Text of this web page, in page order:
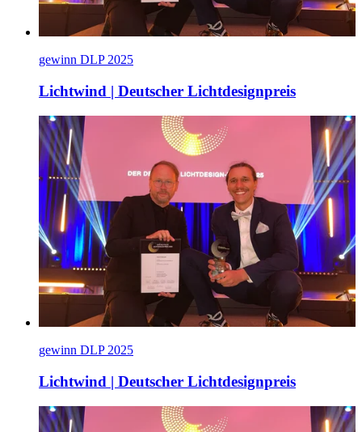
gewinn DLP 2025
Lichtwind | Deutscher Lichtdesignpreis
gewinn DLP 2025
Lichtwind | Deutscher Lichtdesignpreis